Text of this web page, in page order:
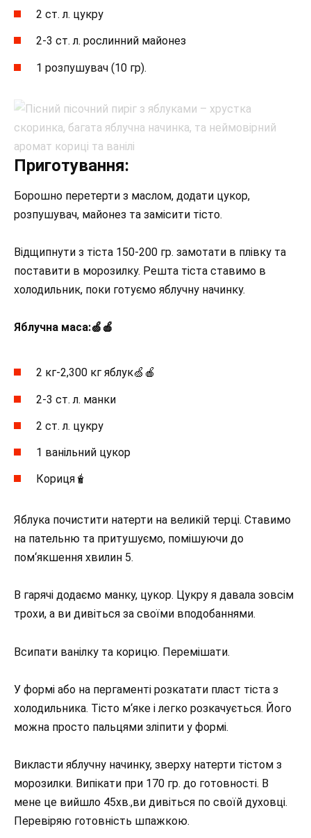
2 ст. л. цукру
2-3 ст. л. рослинний майонез
1 розпушувач (10 гр).
Приготування:
Борошно перетерти з маслом, додати цукор,
розпушувач, майонез та замісити тісто.
Відщипнути з тіста 150-200 гр. замотати в плівку та
поставити в морозилку. Решта тіста ставимо в
холодильник, поки готуємо яблучну начинку.
Яблучна маса:🍏🍎
2 кг-2,300 кг яблук🍏🍎
2-3 ст. л. манки
2 ст. л. цукру
1 ванільний цукор
Кориця🧋
Яблука почистити натерти на великій терці. Ставимо
на пательню та притушуємо, помішуючи до
пом‘якшення хвилин 5.
В гарячі додаємо манку, цукор. Цукру я давала зовсім
трохи, а ви дивіться за своїми вподобаннями.
Всипати ванілку та корицю. Перемішати.
У формі або на пергаменті розкатати пласт тіста з
холодильника. Тісто м‘яке і легко розкачується. Його
можна просто пальцями зліпити у формі.
Викласти яблучну начинку, зверху натерти тістом з
морозилки. Випікати при 170 гр. до готовності. В
мене це вийшло 45хв.,ви дивіться по своїй духовці.
Перевіряю готовність шпажкою.